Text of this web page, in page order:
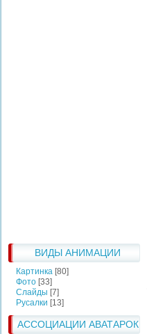
ВИДЫ АНИМАЦИИ
Картинка [80]
Фото [33]
Слайды [7]
Русалки [13]
АССОЦИАЦИИ АВАТАРОК